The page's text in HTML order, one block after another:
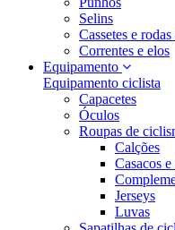
Selins
Cassetes e
Correntes e elos
Equipamento
Equipamento ciclista
Capacetes
Óculos
Roupas de
Calções
Casacos
Jerseys
Luvas